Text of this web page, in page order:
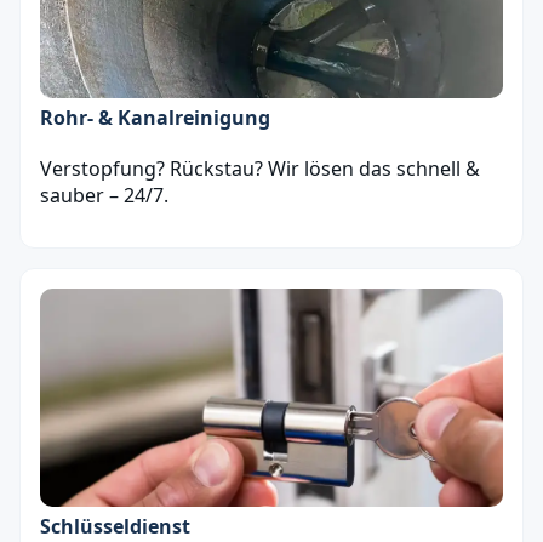
Rohr- & Kanalreinigung
Verstopfung? Rückstau? Wir lösen das schnell &
sauber – 24/7.
Schlüsseldienst